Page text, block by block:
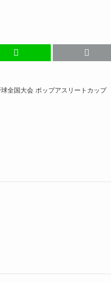
全国大会 ポップアスリートカップ